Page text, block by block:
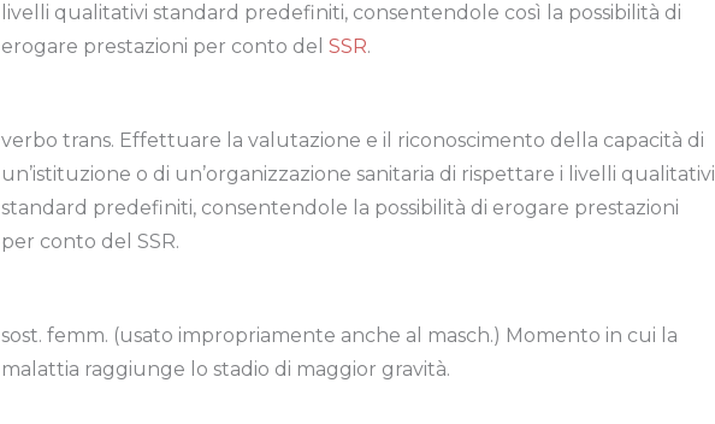
livelli qualitativi standard predefiniti, consentendole così la possibilità di
erogare prestazioni per conto del SSR.
verbo trans. Effettuare la valutazione e il riconoscimento della capacità di
un’istituzione o di un’organizzazione sanitaria di rispettare i livelli qualitativi
standard predefiniti, consentendole la possibilità di erogare prestazioni
per conto del SSR.
sost. femm. (usato impropriamente anche al masch.) Momento in cui la
malattia raggiunge lo stadio di maggior gravità.